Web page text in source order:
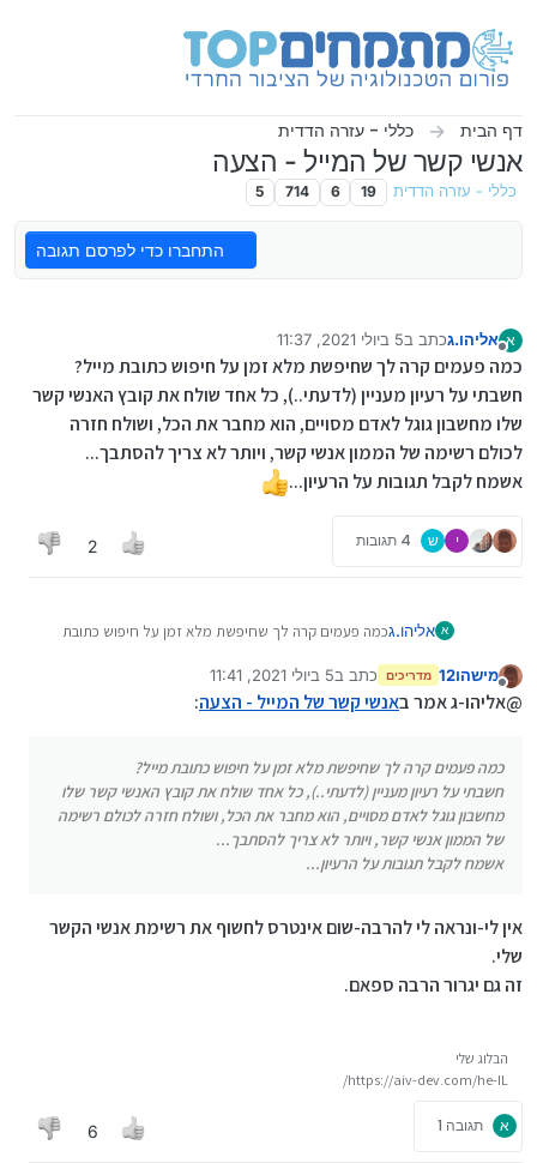
דף הבית כללי - עזרה הדדית
אנשי קשר של המייל - הצעה
כללי - עזרה הדדית 19
6
714
5
התחברו כדי לפרסם תגובה
א אליהו.גכתב ב5 ביולי 2021, 11:37
נערך לאחרונה על ידי
כמה פעמים קרה לך שחיפשת מלא זמן על חיפוש כתובת מייל?
חשבתי על רעיון מעניין (לדעתי..), כל אחד שולח את קובץ האנשי קשר
שלו מחשבון גוגל לאדם מסויים, הוא מחבר את הכל, ושולח חזרה
לכולם רשימה של הממון אנשי קשר, ויותר לא צריך להסתבך...
אשמח לקבל תגובות על הרעיון...
י ש 4 תגובות 2
א אליהו.גכמה פעמים קרה לך שחיפשת מלא זמן על חיפוש כתובת
חשבתי על רעיון מעניין (לדעתי..), כל אחד שולח את קובץ
האנשי קשר שלו מחשבון גוגל לאדם מסויים, הוא מחבר את
אשמח לקבל תגובות על הרעיון...
מנותק
מישהו12 מדריכים כתב ב5 ביולי 2021, 11:41
נערך לאחרונה על ידי
@אליהו-ג אמר באנשי קשר של המייל - הצעה:
כמה פעמים קרה לך שחיפשת מלא זמן על חיפוש כתובת מייל?
חשבתי על רעיון מעניין (לדעתי..), כל אחד שולח את קובץ האנשי קשר שלו
מחשבון גוגל לאדם מסויים, הוא מחבר את הכל, ושולח חזרה לכולם רשימה
של הממון אנשי קשר, ויותר לא צריך להסתבך...
אשמח לקבל תגובות על הרעיון...
אין לי-ונראה לי להרבה-שום אינטרס לחשוף את רשימת אנשי הקשר
שלי.
זה גם יגרור הרבה ספאם.
הבלוג שלי
https://aiv-dev.com/he-IL/
א תגובה 1 6